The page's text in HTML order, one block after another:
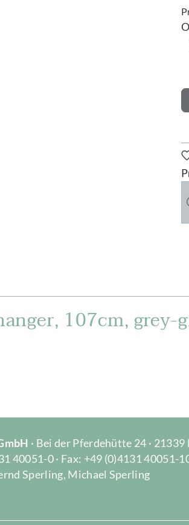
107cm, grey-
· Bei der Pferdehütte 24 ·
40051-0 · Fax: +49 (0)4131 40051-
Sperling, Michael Sperling